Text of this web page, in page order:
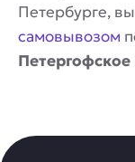
Петербурге,
самовывозом